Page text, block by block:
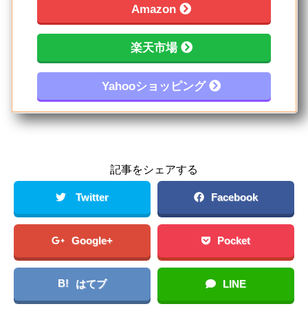
Amazon
楽天市場
Yahooショッピング
記事をシェアする
Twitter Facebook
Google+ Pocket
B! はてブ LINE